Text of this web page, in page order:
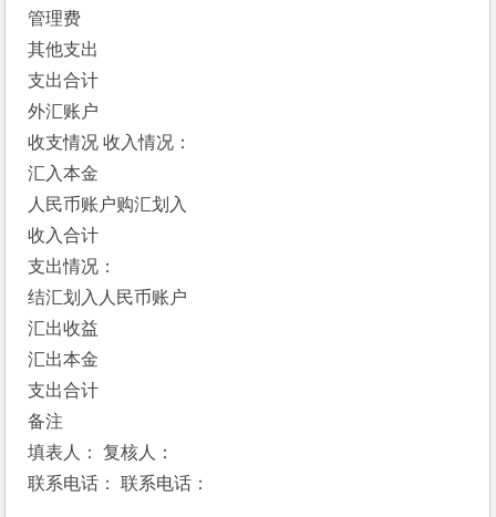
管理费
其他支出
支出合计
外汇账户
收支情况 收入情况：
汇入本金
人民币账户购汇划入
收入合计
支出情况：
结汇划入人民币账户
汇出收益
汇出本金
支出合计
备注
填表人： 复核人：
联系电话： 联系电话：